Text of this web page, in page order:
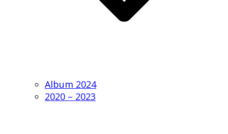
Album 2024
2020 – 2023